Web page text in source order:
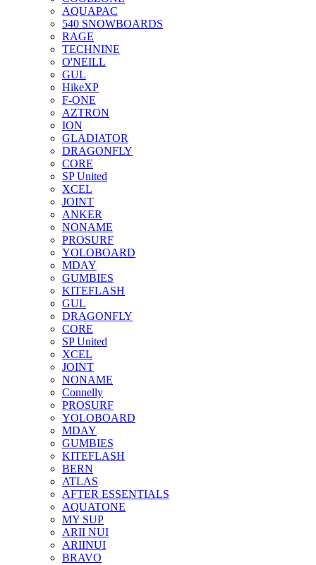
AQUAPAC
540 SNOWBOARDS
RAGE
TECHNINE
O'NEILL
GUL
HikeXP
F-ONE
AZTRON
ION
GLADIATOR
DRAGONFLY
CORE
SP United
XCEL
JOINT
ANKER
NONAME
PROSURF
YOLOBOARD
MDAY
GUMBIES
KITEFLASH
GUL
DRAGONFLY
CORE
SP United
XCEL
JOINT
NONAME
Connelly
PROSURF
YOLOBOARD
MDAY
GUMBIES
KITEFLASH
BERN
ATLAS
AFTER ESSENTIALS
AQUATONE
MY SUP
ARII NUI
ARIINUI
BRAVO